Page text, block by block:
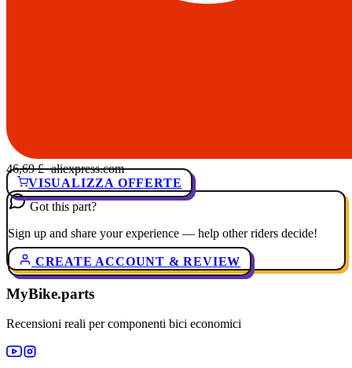
46,69 £· aliexpress.com
VISUALIZZA OFFERTE
Got this part?
Sign up and share your experience — help other riders decide!
CREATE ACCOUNT & REVIEW
MyBike.parts
Recensioni reali per componenti bici economici